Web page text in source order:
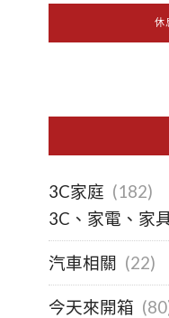
休
3C家庭 (182)
3C、家電、家
汽車相關 (22)
今天來開箱